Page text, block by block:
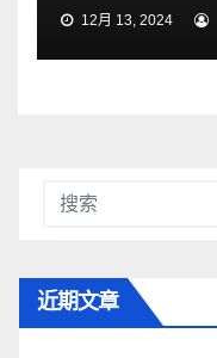
12月 13, 2024
近期文章